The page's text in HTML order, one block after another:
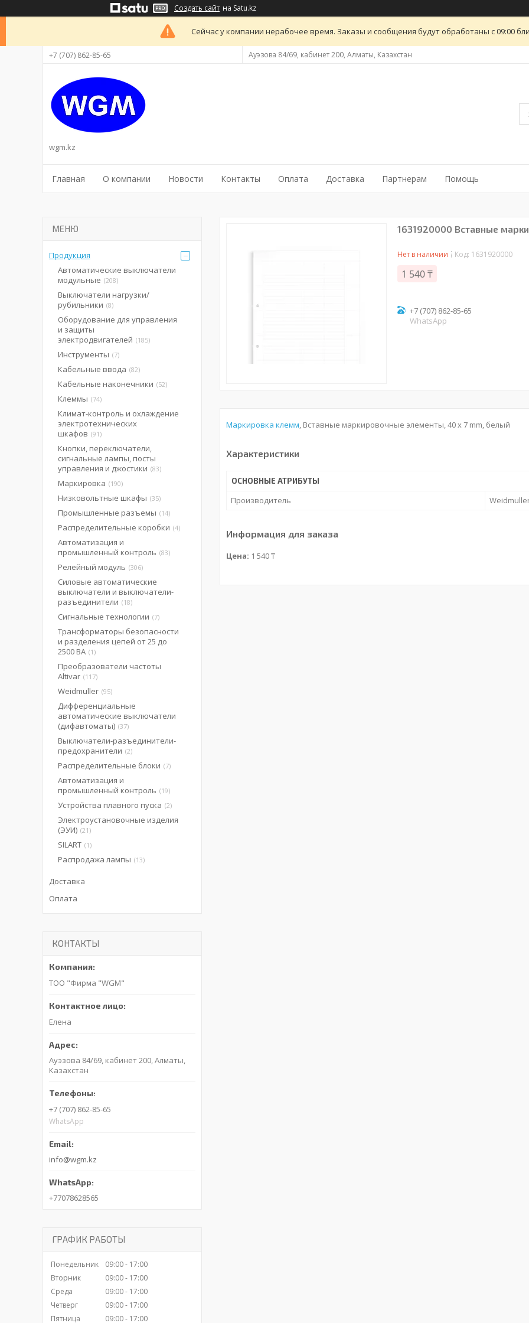
Создать сайт на Satu.kz
Сейчас у компании нерабочее время. Заказы и сообщения будут обработаны с 09:00
+7 (707) 862-85-65 Ауэзова 84/69, кабинет 200, Алматы, Казахстан
wgm.kz
Главная О компании Новости Контакты Оплата Доставка Партнерам Помощь
1631920000 Вставные
Нет в наличии Код: 1631920000
1 540 ₸
+7 (707) 862-85-65
WhatsApp
Маркировка клемм, Вставные маркировочные элементы, 40 x 7 mm, белый
Характеристики
ОСНОВНЫЕ АТРИБУТЫ
Производитель
Информация для заказа
Цена: 1 540 ₸
Продукция
Автоматические выключатели
модульные 208
Выключатели нагрузки/
рубильники 8
Оборудование для управления
и защиты
электродвигателей
185
Инструменты 7
Кабельные ввода 82
Кабельные наконечники 52
Клеммы 74
Климат-контроль и охлаждение
электротехнических
шкафов 91
Кнопки, переключатели,
сигнальные лампы, посты
управления и джостики 83
Маркировка 190
Низковольтные шкафы 35
Промышленные разъемы 14
Распределительные коробки 4
Автоматизация и
промышленный контроль 83
Релейный модуль 306
Силовые автоматические
выключатели и выключатели-
разъединители
18
Сигнальные технологии 7
Трансформаторы безопасности
и разделения цепей от 25 до
2500 ВА 1
Преобразователи частоты
Altivar 117
Weidmuller 95
Дифференциальные
автоматические выключатели
(дифавтоматы) 37
Выключатели-разъединители-
предохранители 2
Распределительные блоки 7
Автоматизация и
промышленный контроль
19
Устройства плавного пуска 2
Электроустановочные изделия
(ЭУИ) 21
SILART 1
Распродажа лампы 13
Доставка
Оплата
КОНТАКТЫ
ТОО "Фирма "WGM"
Елена
Ауэзова 84/69, кабинет 200, Алматы,
Казахстан
+7 (707) 862-85-65
WhatsApp
info@wgm.kz
+77078628565
ГРАФИК РАБОТЫ
Понедельник 09:00
17:00
Вторник
09:00
17:00
Среда
09:00
17:00
Четверг
09:00
17:00
Пятница
09:00 17:00